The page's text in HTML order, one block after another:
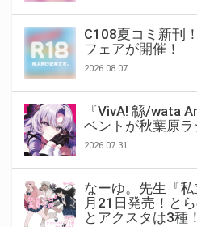
C108夏コミ新刊
フェアが開催！
2026.08.07
『VivA! 緜/wata
ベントが秋葉原ラ
2026.07.31
なーゆ。先生『
月21日発売！と
とアクスタは3種！